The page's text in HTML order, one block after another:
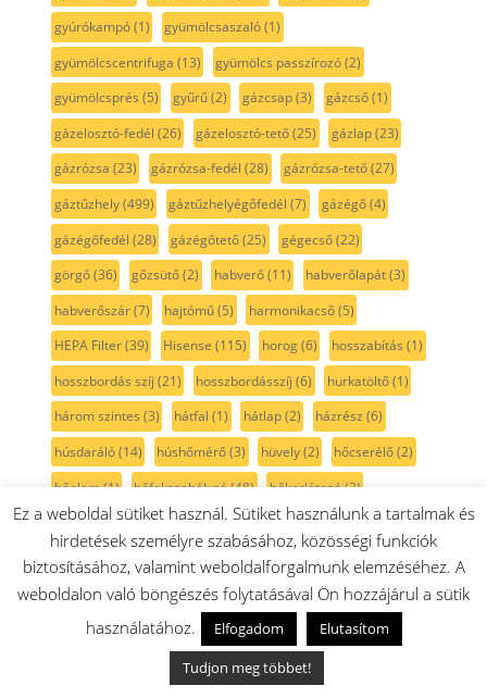
gyúrókampó(1) gyümölcsaszaló(1)
gyümölcscentrifuga (13) gyümölcs passzírozó(2)
gyümölcsprés (5) gyűrű(2) gázcsap(3) gázcső(1)
gázelosztó-fedél (26) gázelosztó-tető(25) gázlap(23)
gázrózsa (23) gázrózsa-fedél (28) gázrózsa-tető(27)
gáztűzhely(499) gáztűzhelyégőfedél (7) gázégő(4)
gázégőfedél (28) gázégőtető(25) gégecső(22)
görgő(36) gőzsütő(2) habverő(11) habverőlapát(3)
habverőszár(7) hajtómű(5) harmonikacső(5)
HEPA Filter(39) Hisense (115) horog(6) hosszabítás (1)
hosszbordás szíj (21) hosszbordásszíj (6) hurkatöltő(1)
három szintes (3) hátfal (1) hátlap(2) házrész (6)
húsdaráló(14) húshőmérő(3) hüvely(2) hőcserélő(2)
hőelem(1) hőfokszabályzó(48) hőkorlátozó(3)
hőmérsékletszabályozó(13) hőmérsékletszabályzó(15)
hőmérő(8) hőállógumi (9) hőálló izzó (4) hőállóüveg (18)
hőérzékelő(17) hűtő(634) hűtőajtó-tartozék (69)
hűtőajtó fogantyúk(23) hűtőajtógumi
hűtőajtópolc(66) hűtőajtótömítés
Ez a weboldal sütiket használ. Sütiket használunk a tartalmak és
hirdetések személyre szabásához, közösségi funkciók
biztosításához, valamint weboldalforgalmunk elemzéséhez. A
weboldalon való böngészés folytatásával Ön hozzájárul a sütik
használatához.
Elfogadom
Elutasítom
Tudjon meg többet!